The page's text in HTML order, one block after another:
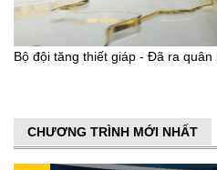
Bộ đội tăng thiết giáp - Đã ra quân
CHƯƠNG TRÌNH MỚI NHẤT